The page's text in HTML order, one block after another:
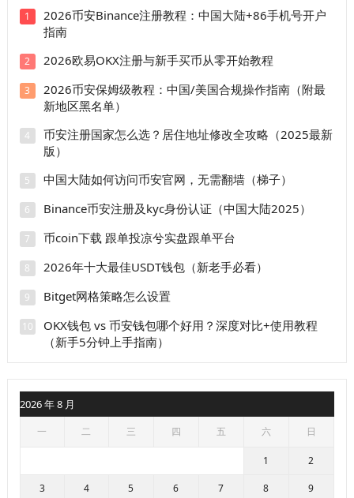
选区、商家筛选、扫码或好友转账、手续费、到账时间和
订单申诉。操作前先看防骗清单，避免付错款、超时取消
和平台外交易。
1
2026币安Binance注册教程：中国大陆+86手机号开户
指南
2 2026欧易OKX注册与新手买币从零开始教程
3
2026币安保姆级教程：中国/美国合规操作指南（附最
新地区黑名单）
4
币安注册国家怎么选？居住地址修改全攻略（2025最新
版）
5 中国大陆如何访问币安官网，无需翻墙（梯子）
6 Binance币安注册及kyc身份认证（中国大陆2025）
7 币coin下载 跟单投凉兮实盘跟单平台
8 2026年十大最佳USDT钱包（新老手必看）
9 Bitget网格策略怎么设置
10
OKX钱包 vs 币安钱包哪个好用？深度对比+使用教程
（新手5分钟上手指南）
2026 年 8 月
一 二 三 四 五 六 日
1 2
3 4 5 6 7 8 9